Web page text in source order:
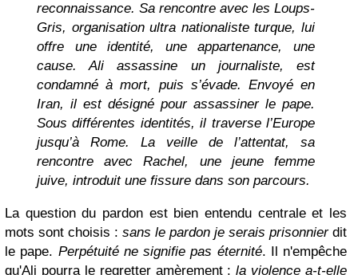
reconnaissance. Sa rencontre avec les Loups-
Gris, organisation ultra nationaliste turque, lui
offre une identité, une appartenance, une
cause. Ali assassine un journaliste, est
condamné à mort, puis s’évade. Envoyé en
Iran, il est désigné pour assassiner le pape.
Sous différentes identités, il traverse l’Europe
jusqu’à Rome. La veille de l’attentat, sa
rencontre avec Rachel, une jeune femme
juive, introduit une fissure dans son parcours.
La question du pardon est bien entendu centrale et les
mots sont choisis : sans le pardon je serais prisonnier dit
le pape. Perpétuité ne signifie pas éternité. Il n'empêche
qu'Ali pourra le regretter amèrement :la violence a-t-elle